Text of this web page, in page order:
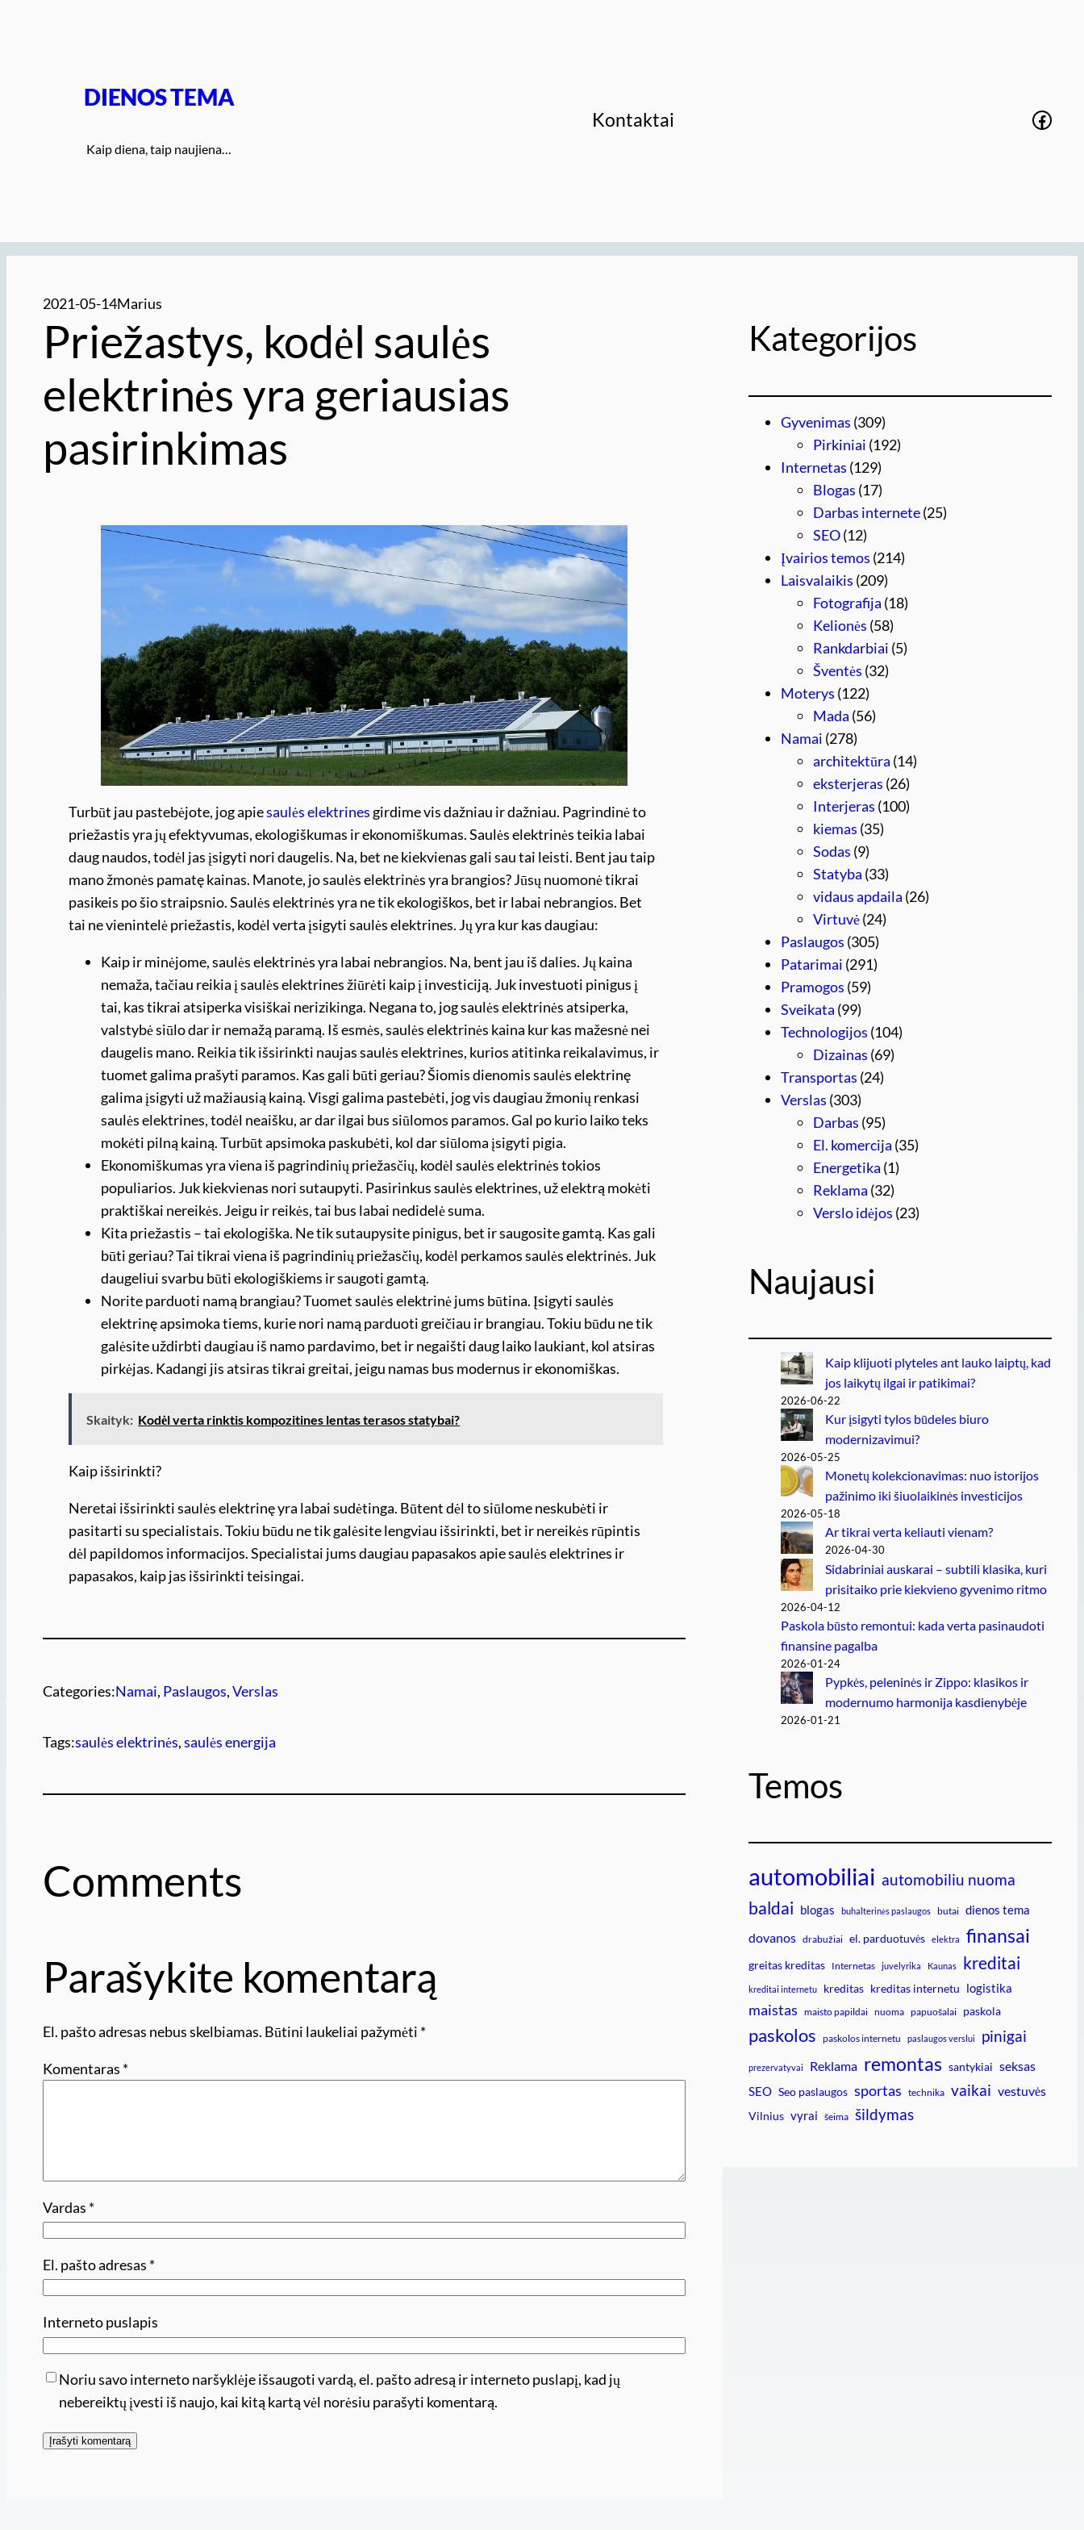
DIENOS TEMA
Kaip diena, taip naujiena…
Kontaktai
2021-05-14Marius
Priežastys, kodėl saulės
elektrinės yra geriausias
pasirinkimas
Turbūt jau pastebėjote, jog apiesaulės elektrines girdime vis dažniau ir dažniau. Pagrindinė to
priežastis yra jų efektyvumas, ekologiškumas ir ekonomiškumas. Saulės elektrinės teikia labai
daug naudos, todėl jas įsigyti nori daugelis. Na, bet ne kiekvienas gali sau tai leisti. Bent jau taip
mano žmonės pamatę kainas. Manote, jo saulės elektrinės yra brangios? Jūsų nuomonė tikrai
pasikeis po šio straipsnio. Saulės elektrinės yra ne tik ekologiškos, bet ir labai nebrangios. Bet
tai ne vienintelė priežastis, kodėl verta įsigyti saulės elektrines. Jų yra kur kas daugiau:
Kaip ir minėjome, saulės elektrinės yra labai nebrangios. Na, bent jau iš dalies. Jų kaina
nemaža, tačiau reikia į saulės elektrines žiūrėti kaip į investiciją. Juk investuoti pinigus į
tai, kas tikrai atsiperka visiškai nerizikinga. Negana to, jog saulės elektrinės atsiperka,
valstybė siūlo dar ir nemažą paramą. Iš esmės, saulės elektrinės kaina kur kas mažesnė nei
daugelis mano. Reikia tik išsirinkti naujas saulės elektrines, kurios atitinka reikalavimus, ir
tuomet galima prašyti paramos. Kas gali būti geriau? Šiomis dienomis saulės elektrinę
galima įsigyti už mažiausią kainą. Visgi galima pastebėti, jog vis daugiau žmonių renkasi
saulės elektrines, todėl neaišku, ar dar ilgai bus siūlomos paramos. Gal po kurio laiko teks
mokėti pilną kainą. Turbūt apsimoka paskubėti, kol dar siūloma įsigyti pigia.
Ekonomiškumas yra viena iš pagrindinių priežasčių, kodėl saulės elektrinės tokios
populiarios. Juk kiekvienas nori sutaupyti. Pasirinkus saulės elektrines, už elektrą mokėti
praktiškai nereikės. Jeigu ir reikės, tai bus labai nedidelė suma.
Kita priežastis – tai ekologiška. Ne tik sutaupysite pinigus, bet ir saugosite gamtą. Kas gali
būti geriau? Tai tikrai viena iš pagrindinių priežasčių, kodėl perkamos saulės elektrinės. Juk
daugeliui svarbu būti ekologiškiems ir saugoti gamtą.
Norite parduoti namą brangiau? Tuomet saulės elektrinė jums būtina. Įsigyti saulės
elektrinę apsimoka tiems, kurie nori namą parduoti greičiau ir brangiau. Tokiu būdu ne tik
galėsite uždirbti daugiau iš namo pardavimo, bet ir negaišti daug laiko laukiant, kol atsiras
pirkėjas. Kadangi jis atsiras tikrai greitai, jeigu namas bus modernus ir ekonomiškas.
Skaityk: Kodėl verta rinktis kompozitines lentas terasos statybai?
Kaip išsirinkti?
Neretai išsirinkti saulės elektrinę yra labai sudėtinga. Būtent dėl to siūlome neskubėti ir
pasitarti su specialistais. Tokiu būdu ne tik galėsite lengviau išsirinkti, bet ir nereikės rūpintis
dėl papildomos informacijos. Specialistai jums daugiau papasakos apie saulės elektrines ir
papasakos, kaip jas išsirinkti teisingai.
Categories:Namai, Paslaugos, Verslas
Tags:saulės elektrinės, saulės energija
Comments
Parašykite komentarą
El. pašto adresas nebus skelbiamas. Būtini laukeliai pažymėti *
Komentaras *
Vardas *
El. pašto adresas *
Interneto puslapis
Noriu savo interneto naršyklėje išsaugoti vardą, el. pašto adresą ir interneto puslapį, kad jų
nebereiktų įvesti iš naujo, kai kitą kartą vėl norėsiu parašyti komentarą.
Kategorijos
Gyvenimas (309)
Pirkiniai (192)
Internetas (129)
Blogas (17)
Darbas internete(25)
SEO(12)
Įvairios temos (214)
Laisvalaikis (209)
Fotografija (18)
Kelionės (58)
Rankdarbiai (5)
Šventės (32)
Moterys (122)
Mada (56)
Namai (278)
architektūra (14)
eksterjeras (26)
Interjeras (100)
kiemas (35)
Sodas (9)
Statyba (33)
vidaus apdaila (26)
Virtuvė(24)
Paslaugos (305)
Patarimai (291)
Pramogos (59)
Sveikata (99)
Technologijos (104)
Dizainas (69)
Transportas (24)
Verslas (303)
Darbas (95)
El. komercija (35)
Energetika (1)
Reklama (32)
Verslo idėjos (23)
Naujausi
Kaip klijuoti plyteles ant lauko laiptų, kad
jos laikytų ilgai ir patikimai?
2026-06-22
Kur įsigyti tylos būdeles biuro
modernizavimui?
2026-05-25
Monetų kolekcionavimas: nuo istorijos
pažinimo iki šiuolaikinės investicijos
2026-05-18
Ar tikrai verta keliauti vienam?
2026-04-30
Sidabriniai auskarai – subtili klasika, kuri
prisitaiko prie kiekvieno gyvenimo ritmo
2026-04-12
Paskola būsto remontui: kada verta pasinaudoti
finansine pagalba
2026-01-24
Pypkės, peleninės ir Zippo: klasikos ir
modernumo harmonija kasdienybėje
2026-01-21
Temos
automobiliai automobiliu nuoma
baldai blogas buhalterinės paslaugos butai dienos tema
dovanos drabužiai el. parduotuvės elektra finansai
greitas kreditas Internetas juvelyrika Kaunas kreditai
kreditai internetu kreditas kreditas internetu logistika
maistas maisto papildai nuoma papuošalai paskola
paskolos paskolos internetu paslaugos verslui pinigai
prezervatyvai Reklama remontas santykiai seksas
SEO Seo paslaugos sportas technika vaikai vestuvės
Vilnius vyrai šeima šildymas